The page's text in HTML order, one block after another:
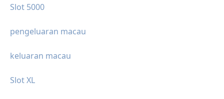
Slot 5000
pengeluaran macau
keluaran macau
Slot XL